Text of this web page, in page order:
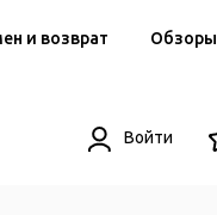
и возврат Обзоры
Войти